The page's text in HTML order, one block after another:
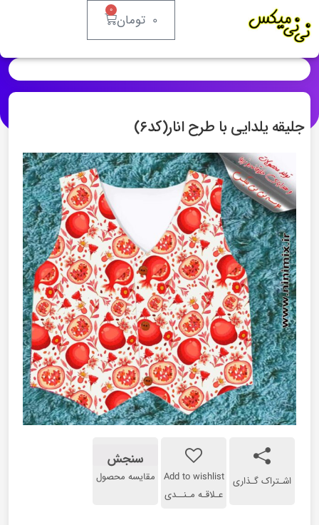
۰ تومان ۰
جلیقه یلدایی با طرح انار(کد۶)
اشـتراک گـذاری Add to wishlist
عـلاقـه مـنــدی
سنجش
مقایسه محصول